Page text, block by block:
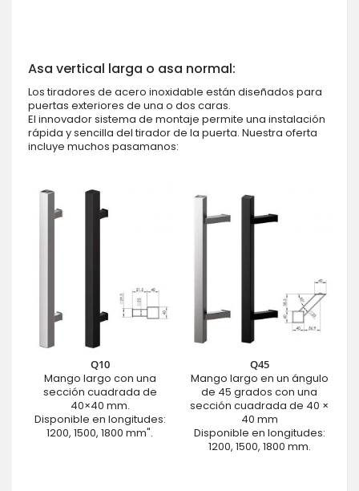
Asa vertical larga o asa normal:
Los tiradores de acero inoxidable están diseñados para
puertas exteriores de una o dos caras.
El innovador sistema de montaje permite una instalación
rápida y sencilla del tirador de la puerta. Nuestra oferta
incluye muchos pasamanos:
Q10
Mango largo con una
sección cuadrada de
40×40 mm.
Disponible en longitudes:
1200, 1500, 1800 mm".
Q45
Mango largo en un ángulo
de 45 grados con una
sección cuadrada de 40 ×
40 mm
Disponible en longitudes:
1200, 1500, 1800 mm.